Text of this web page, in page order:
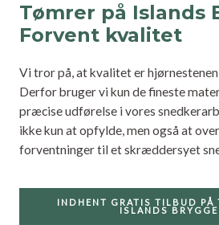
Tømrer på Islands
Forvent kvalitet
Vi tror på, at kvalitet er
Derfor bruger vi kun de fineste
præcise udførelse i vores
ikke kun at opfylde, men også at
forventninger til et skræddersyet
INDHENT GRATIS TILBUD PÅ
ISLANDS BRYGGE